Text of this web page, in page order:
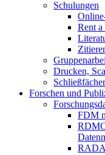
Schulungen
Rent
Drucken,
Schließfächer
Forschen und
FDM